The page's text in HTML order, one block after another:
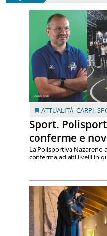
ATTUALITÀ,CARPI,
Sport.
conferme e
La Polisportiva Nazareno
conferma ad alti livelli in